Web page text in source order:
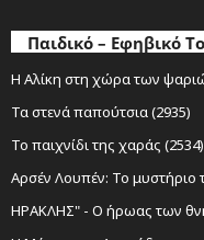
Παιδικό – Εφηβικό
Η Αλίκη στη χώρα των
Τα στενά παπούτσια (2935)
Το παιχνίδι της χαράς (2534)
Αρσέν Λουπέν: Το μυστήριο
ΗΡΑΚΛΗΣ" - Ο ήρωας των